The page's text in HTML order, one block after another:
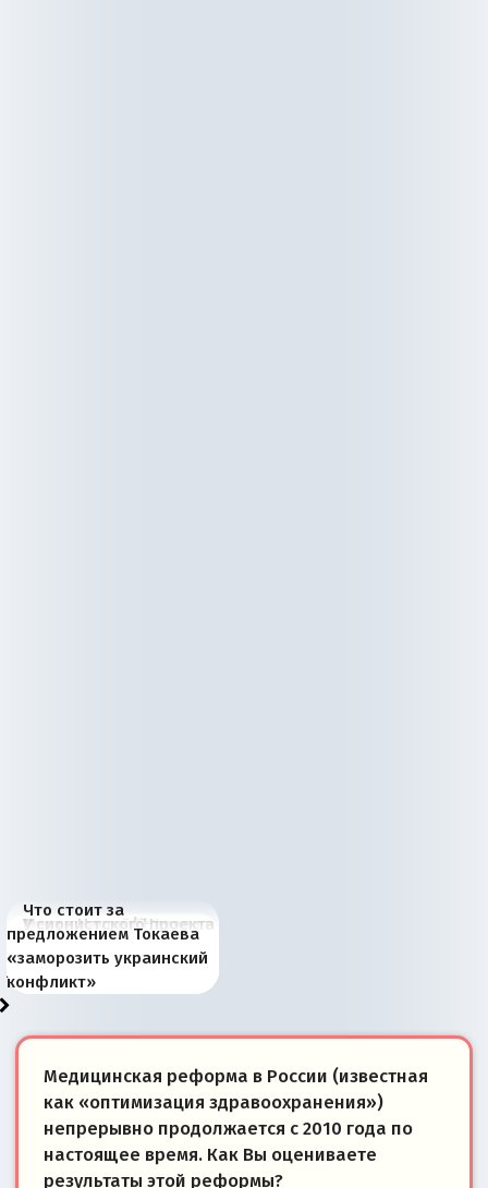
В России назрели
перемены: 15 шагов к
суверенной экономике
Миграционный пожар
Европы
Россия начинает
сбрасывать балласт
Анкориджа
Россия зимой 1904
года: первые уступки во
внутренней политике
Русская нация вчера и
сегодня
Почему правый крах в
Варшаве не поможет её
отношениям с Россией?
Место Науру / Науэро в
современной истории
Южной Осетии
У сионистского проекта
появилось украинское
измерение
Что стоит за
предложением Токаева
«заморозить украинский
конфликт»
Медицинская реформа в России (известная
как «оптимизация здравоохранения»)
непрерывно продолжается с 2010 года по
настоящее время. Как Вы оцениваете
результаты этой реформы?